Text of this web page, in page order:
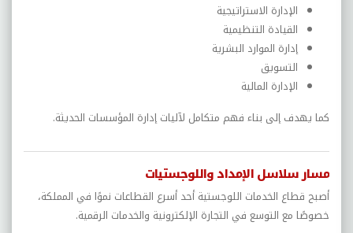
الإدارة الاستراتيجية
القيادة التنظيمية
إدارة الموارد البشرية
التسويق
الإدارة المالية
كما يهدف إلى بناء فهم متكامل لآليات إدارة المؤسسات الحديثة.
مسار سلاسل الإمداد واللوجستيات
أصبح قطاع الخدمات اللوجستية أحد أسرع القطاعات نموًا في المملكة،
خصوصًا مع التوسع في التجارة الإلكترونية والخدمات الرقمية.